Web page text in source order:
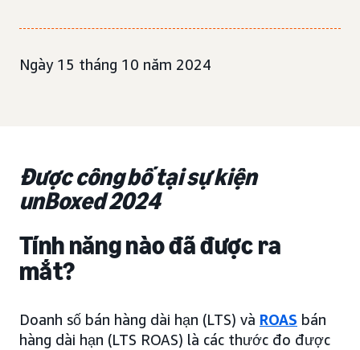
Ngày 15 tháng 10 năm 2024
Được công bố tại sự kiện
unBoxed 2024
Tính năng nào đã được ra
mắt?
Doanh số bán hàng dài hạn (LTS) và ROAS bán
hàng dài hạn (LTS ROAS) là các thước đo được